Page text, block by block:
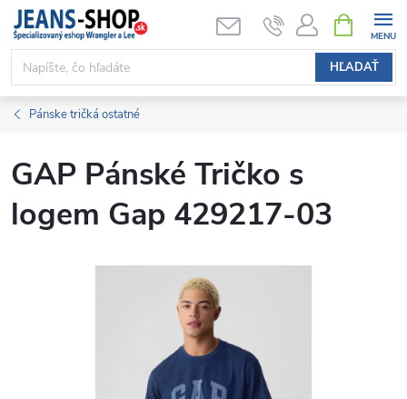
Prejsť
obsah
HĽADAŤ
KOŠÍK
Pánske tričká ostatné
GAP Pánské Tričko s
logem Gap 429217-03